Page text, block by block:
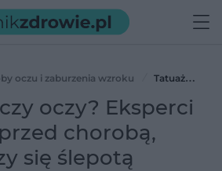
oczu i zaburzenia wzroku
Tatuaż
przed chorobą, która kończy się
oczy? Eksperci
chorobą,
się ślepotą